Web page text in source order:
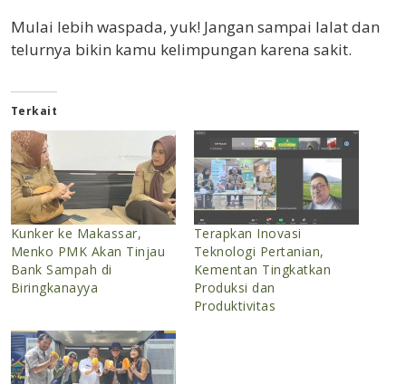
Mulai lebih waspada, yuk! Jangan sampai lalat dan
telurnya bikin kamu kelimpungan karena sakit.
Terkait
Kunker ke Makassar,
Menko PMK Akan Tinjau
Bank Sampah di
Biringkanayya
Terapkan Inovasi
Teknologi Pertanian,
Kementan Tingkatkan
Produksi dan
Produktivitas